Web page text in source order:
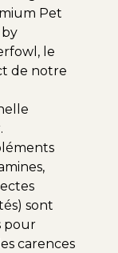
Pet
le
de notre
sont
pour
carences